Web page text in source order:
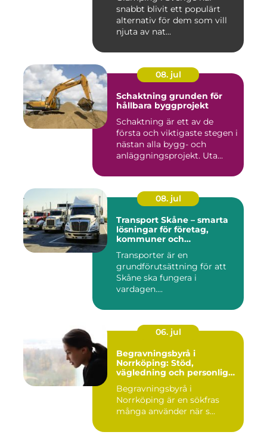
snabbt blivit ett populärt
alternativ för dem som vill
njuta av nat...
08. jul
Schaktning grunden för
hållbara byggprojekt
Schaktning är ett av de
första och viktigaste stegen i
nästan alla bygg- och
anläggningsprojekt. Uta...
08. jul
Transport Skåne – smarta
lösningar för företag,
kommuner och
Transporter är en
grundförutsättning för att
Skåne ska fungera i
vardagen....
06. jul
Begravningsbyrå i
Norrköping: Stöd,
vägledning och personliga
Begravningsbyrå i
Norrköping är en sökfras
många använder när s...